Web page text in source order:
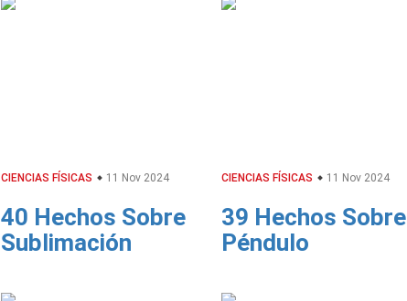
CIENCIAS FÍSICAS 11 Nov 2024
40 Hechos Sobre
Sublimación
CIENCIAS FÍSICAS 11 Nov 2024
39 Hechos Sobre
Péndulo